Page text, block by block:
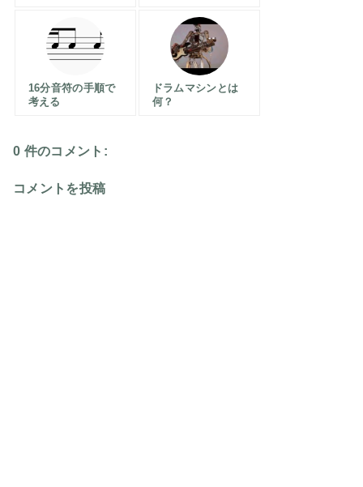
16分音符の手順で
考える
ドラムマシンとは
何？
0 件のコメント:
コメントを投稿